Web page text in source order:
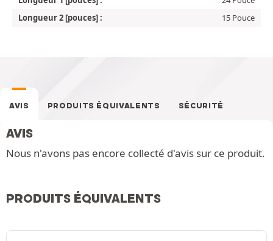
Longueur 2 [pouces] :
15 Pouce
AVIS PRODUITS ÉQUIVALENTS SÉCURITÉ
AVIS
Nous n'avons pas encore collecté d'avis sur ce produit.
PRODUITS ÉQUIVALENTS